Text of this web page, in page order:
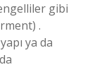
gibi
.
ya da